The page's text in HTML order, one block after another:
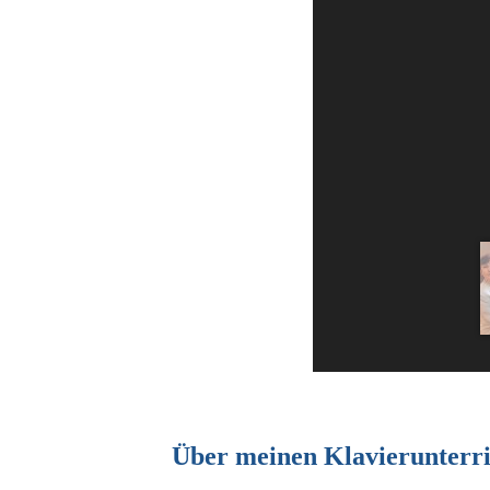
Über meinen